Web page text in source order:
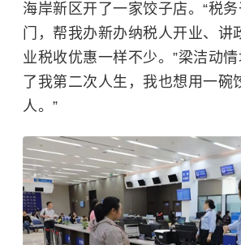
海岸新区开了一家饺子店。“税
门，帮我办新办纳税人开业、讲
业税收优惠一样不少。”梁洁动
了我第二次人生，我也想用一碗
人。”